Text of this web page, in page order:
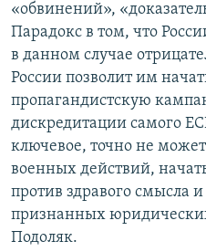
«обвинений»,
Парадокс в том, что
в данном случае
России позволит им
пропагандистскую
дискредитации самого
ключевое, точно не может
военных действий,
против здравого смысла
признанных
Подоляк.